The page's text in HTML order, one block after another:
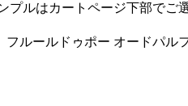
プルはカートページ下部でご
フルールドゥポー オードパル